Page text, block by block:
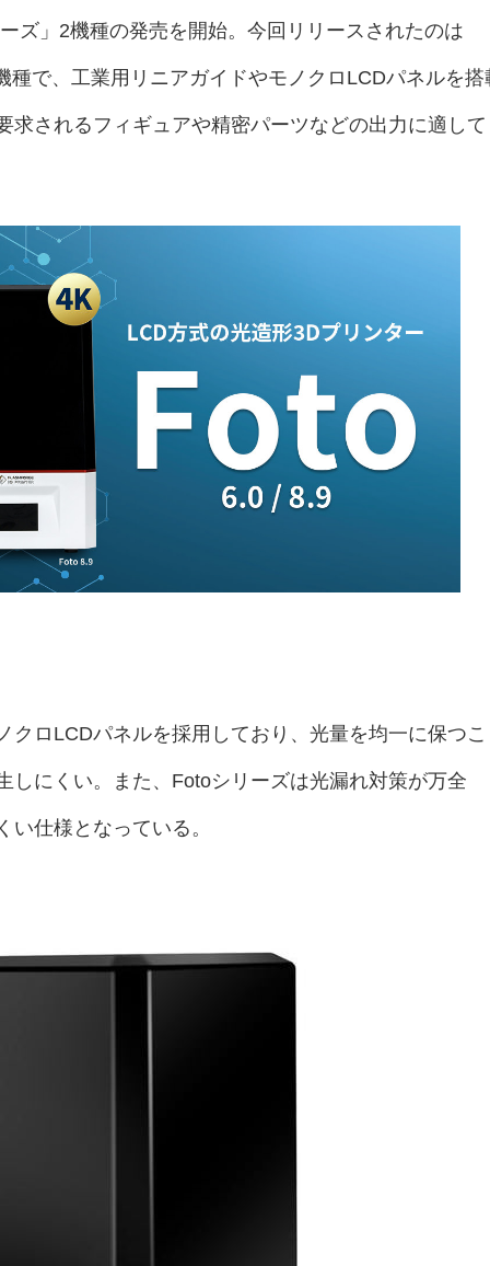
ズ」2機種の発売を開始。今回リリースされたのは
種で、工業用リニアガイドやモノクロLCDパネルを搭
求されるフィギュアや精密パーツなどの出力に適して
クロLCDパネルを採用しており、光量を均一に保つこ
しにくい。また、Fotoシリーズは光漏れ対策が万全
仕様となっている。